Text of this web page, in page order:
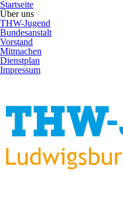
Startseite
Über uns
THW-Jugend
Bundesanstalt
Vorstand
Mitmachen
Dienstplan
Impressum